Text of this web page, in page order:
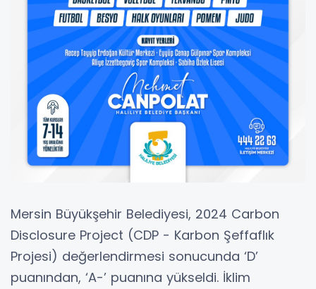
Mersin Büyükşehir Belediyesi, 2024 Carbon
Disclosure Project (CDP - Karbon Şeffaflık
Projesi) değerlendirmesi sonucunda ‘D’
puanından, ‘A-’ puanına yükseldi. İklim